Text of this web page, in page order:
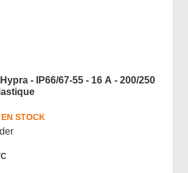
- IP66/67-55 - 16 A - 200/250
STOCK